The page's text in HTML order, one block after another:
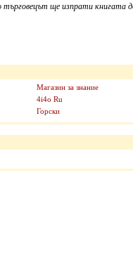
ще изпрати книгата
Магазин за знание
4i4o Ru
Горски